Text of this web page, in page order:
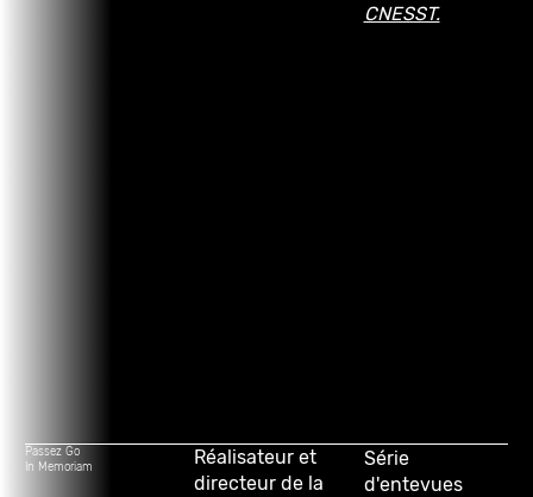
CNESST.
Passez Go
In Memoriam
Réalisateur et
directeur de la
Série
d'entevues